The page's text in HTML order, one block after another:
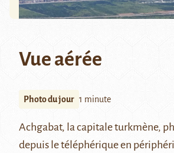
Vue aérée
Photo du jour 1 minute
Achgabat, la capitale turkmène,
depuis le téléphérique en